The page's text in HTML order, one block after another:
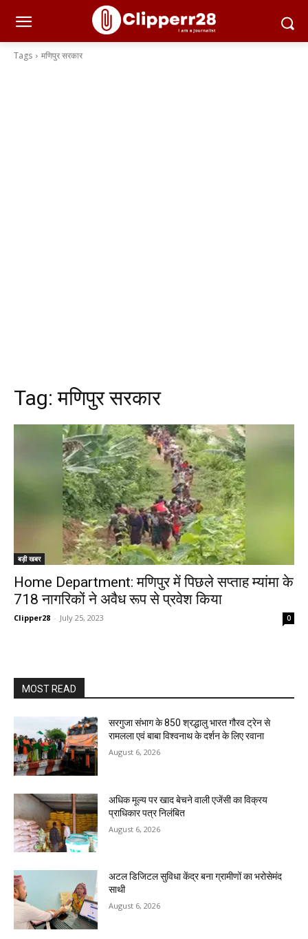
Tags मणिपुर सरकार
Tag:मणिपुर सरकार
बड़ी खबर
Home Department: मणिपुर में पिछले सप्ताह म्यांमा के
718 नागरिकों ने अवैध रूप से प्रवेश किया
Clipper28 - July 25, 2023 0
MOST READ
सरगुजा संभाग के 850 श्रद्धालु भारत गौरव ट्रेन से
रामलला एवं बाबा विश्वनाथ के दर्शन के लिए रवाना
August 6, 2026
अधिक मूल्य पर खाद बेचने वाली एजेंसी का विक्रय
प्राधिकार पत्र निलंबित
August 6, 2026
अटल डिजिटल सुविधा केंद्र बना ग्रामीणों का भरोसेमंद
साथी
August 6, 2026